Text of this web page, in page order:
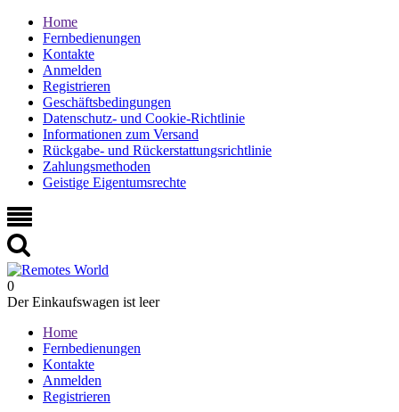
Home
Fernbedienungen
Kontakte
Anmelden
Registrieren
Geschäftsbedingungen
Datenschutz- und Cookie-Richtlinie
Informationen zum Versand
Rückgabe- und Rückerstattungsrichtlinie
Zahlungsmethoden
Geistige Eigentumsrechte
0
Der Einkaufswagen ist leer
Home
Fernbedienungen
Kontakte
Anmelden
Registrieren